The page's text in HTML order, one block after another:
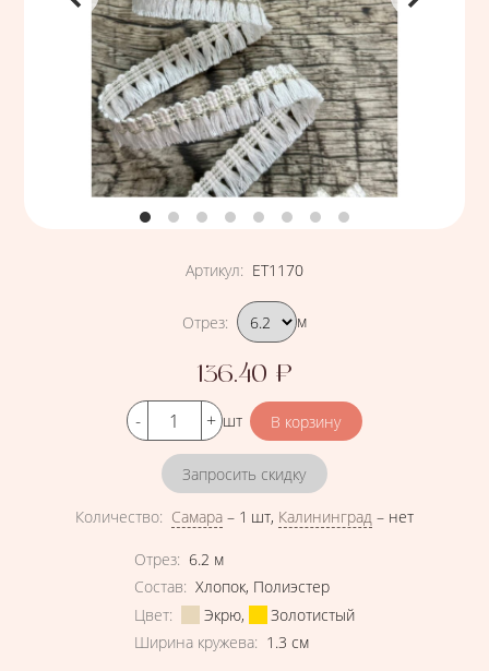
Артикул: ЕТ1170
Подобрать вариант
Отрез: м
Цена
136.40 ₽
Кол-во шт
Запросить скидку
Количество: Самара – 1 шт, Калининград – нет
Характеристики
Отрез: 6.2 м
Состав: Хлопок, Полиэстер
Цвет: Экрю,
Золотистый
Ширина кружева: 1.3 см